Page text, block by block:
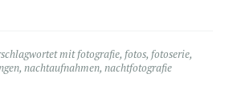
mitfotografie, fotos, fotoserie,
, nachtaufnahmen, nachtfotografie